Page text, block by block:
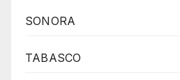
SONORA
TABASCO